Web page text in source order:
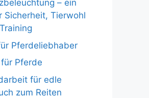
– ein
Sicherheit, Tierwohl
Pferdeliebhaber
Pferde
für edle
zum Reiten